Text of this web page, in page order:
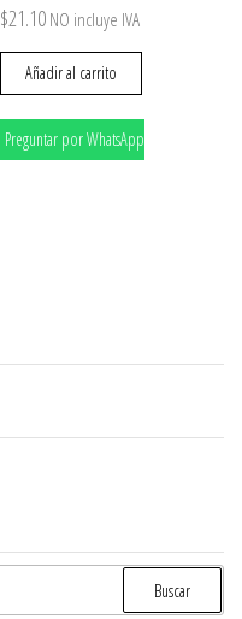
$21.10 NO incluye IVA
Añadir al carrito
Preguntar por WhatsApp